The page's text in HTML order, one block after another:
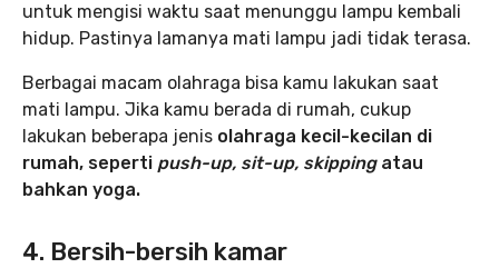
untuk mengisi waktu saat menunggu lampu kembali
hidup. Pastinya lamanya mati lampu jadi tidak terasa.
Berbagai macam olahraga bisa kamu lakukan saat
mati lampu. Jika kamu berada di rumah, cukup
lakukan beberapa jenis olahraga kecil-kecilan di
rumah, seperti push-up, sit-up, skippingatau
bahkan yoga.
4. Bersih-bersih kamar